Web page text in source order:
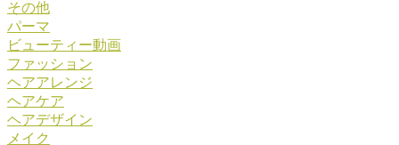
その他
パーマ
ビューティー動画
ファッション
ヘアアレンジ
ヘアケア
ヘアデザイン
メイク